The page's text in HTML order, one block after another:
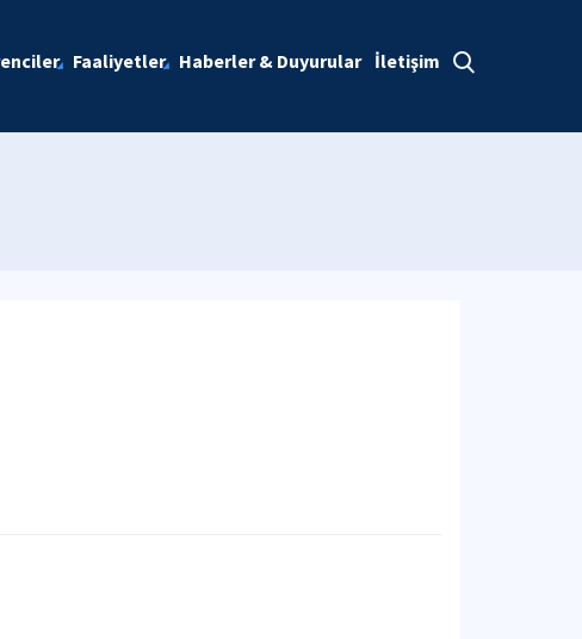
Faaliyetler Haberler & Duyurular İletişim